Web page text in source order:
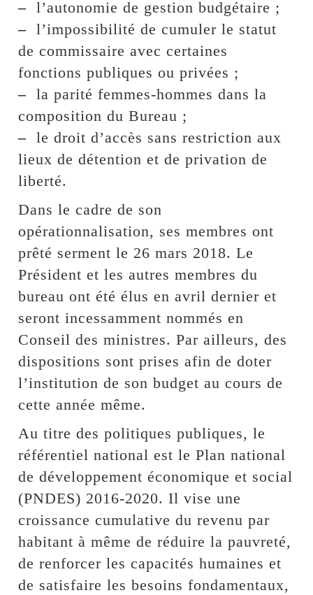
– l’autonomie de gestion budgétaire ;
– l’impossibilité de cumuler le statut
de commissaire avec certaines
fonctions publiques ou privées ;
– la parité femmes-hommes dans la
composition du Bureau ;
– le droit d’accès sans restriction aux
lieux de détention et de privation de
liberté.
Dans le cadre de son
opérationnalisation, ses membres ont
prêté serment le 26 mars 2018. Le
Président et les autres membres du
bureau ont été élus en avril dernier et
seront incessamment nommés en
Conseil des ministres. Par ailleurs, des
dispositions sont prises afin de doter
l’institution de son budget au cours de
cette année même.
Au titre des politiques publiques, le
référentiel national est le Plan national
de développement économique et social
(PNDES) 2016-2020. Il vise une
croissance cumulative du revenu par
habitant à même de réduire la pauvreté,
de renforcer les capacités humaines et
de satisfaire les besoins fondamentaux,